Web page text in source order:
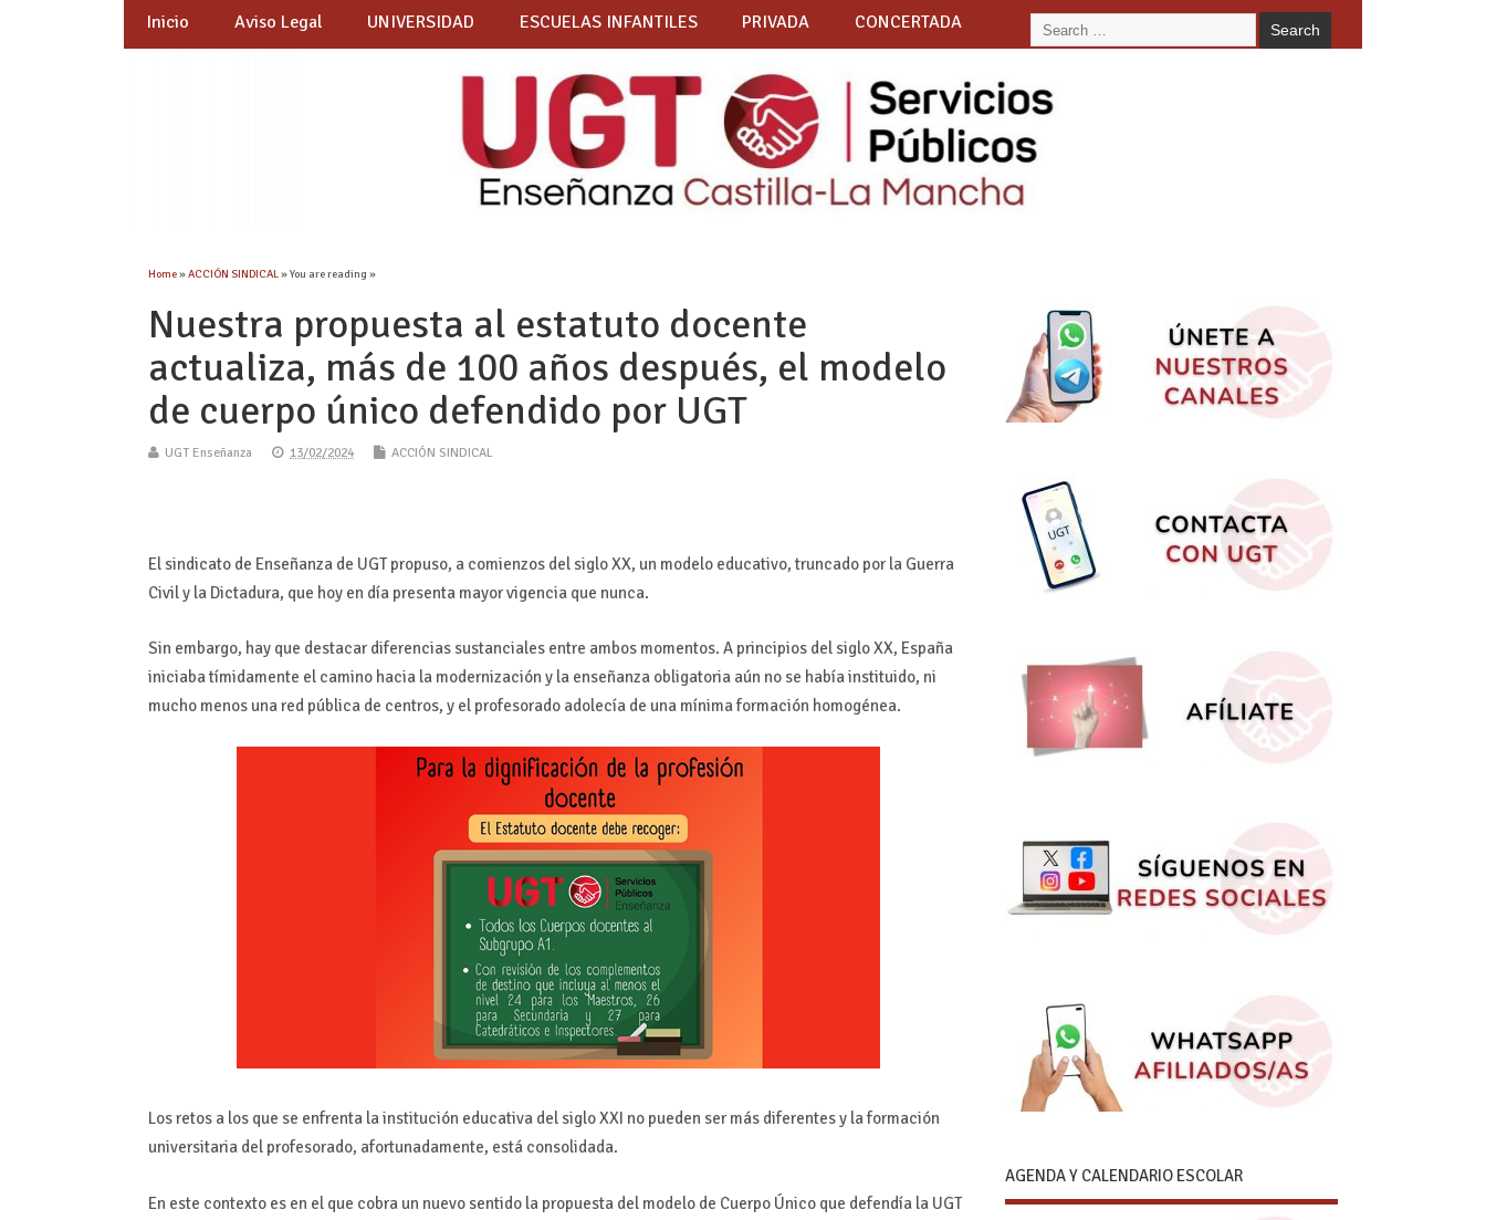
Inicio Aviso Legal UNIVERSIDAD ESCUELAS INFANTILES PRIVADA CONCERTADA
Home»ACCIÓN SINDICAL» You are reading »
Nuestra propuesta al estatuto docente
actualiza, más de 100 años después, el modelo
de cuerpo único defendido por UGT
UGT Enseñanza 13/02/2024 ACCIÓN SINDICAL
El sindicato de Enseñanza de UGT propuso, a comienzos del siglo XX, un modelo educativo, truncado por la Guerra
Civil y la Dictadura, que hoy en día presenta mayor vigencia que nunca.
Sin embargo, hay que destacar diferencias sustanciales entre ambos momentos. A principios del siglo XX, España
iniciaba tímidamente el camino hacia la modernización y la enseñanza obligatoria aún no se había instituido, ni
mucho menos una red pública de centros, y el profesorado adolecía de una mínima formación homogénea.
Los retos a los que se enfrenta la institución educativa del siglo XXI no pueden ser más diferentes y la formación
universitaria del profesorado, afortunadamente, está consolidada.
En este contexto es en el que cobra un nuevo sentido la propuesta del modelo de Cuerpo Único que defendía la UGT
AGENDA Y CALENDARIO ESCOLAR